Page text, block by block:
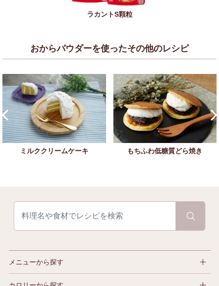
ラカントS顆粒
おからパウダーを使ったその他のレシピ
ミルククリームケーキ もちふわ低糖質どら焼き
メニューから探す